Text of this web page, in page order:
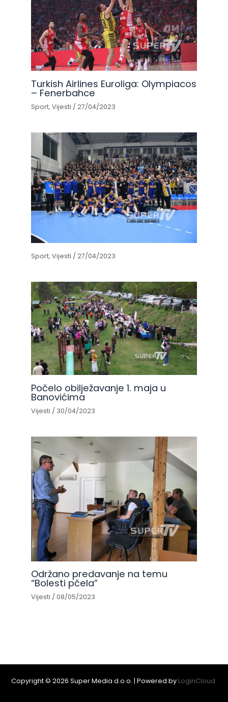
Turkish Airlines Euroliga: Olympiacos
– Fenerbahce
Sport,Vijesti /27/04/2023
Sport,Vijesti /27/04/2023
Počelo obilježavanje 1. maja u
Banovićima
Vijesti / 30/04/2023
Održano predavanje na temu
“Bolesti pčela”
Vijesti /08/05/2023
Copyright © 2026 Super Media d.o.o. | Powered by LoginCloud